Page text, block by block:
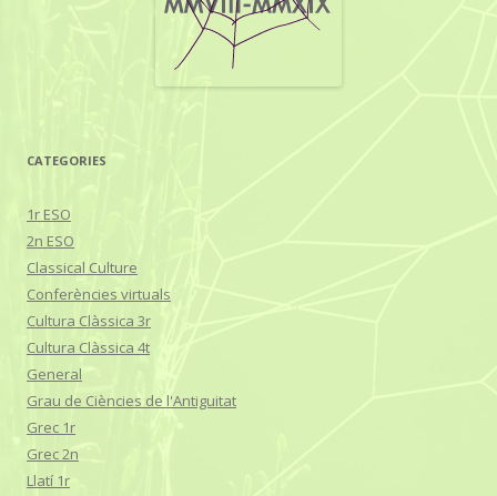
CATEGORIES
1r ESO
2n ESO
Classical Culture
Conferències virtuals
Cultura Clàssica 3r
Cultura Clàssica 4t
General
Grau de Ciències de l'Antiguitat
Grec 1r
Grec 2n
Llatí 1r